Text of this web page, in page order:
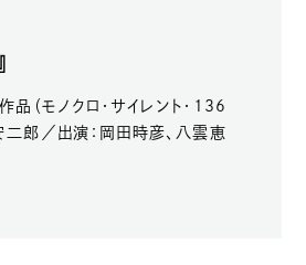
（モノクロ・サイレント・136
二郎／出演：岡田時彦、八雲恵